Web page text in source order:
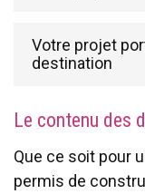
Votre projet
destination
Le contenu des
Que ce soit pour
permis de